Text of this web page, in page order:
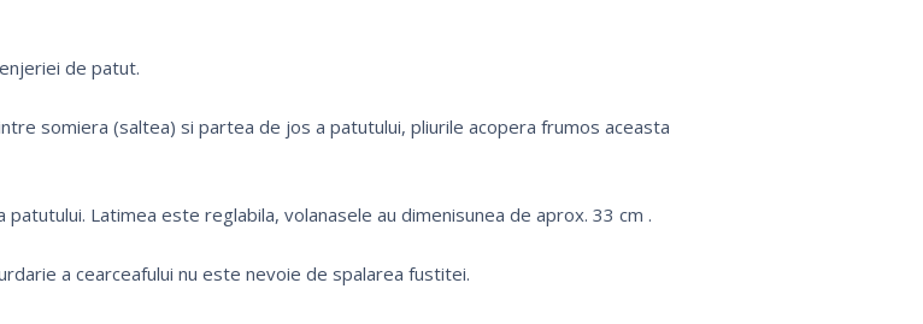
de patut.
somiera (saltea) si partea de jos a patutului, pliurile acopera frumos aceasta
Latimea este reglabila, volanasele au dimenisunea de aprox. 33 cm .
a cearceafului nu este nevoie de spalarea fustitei.